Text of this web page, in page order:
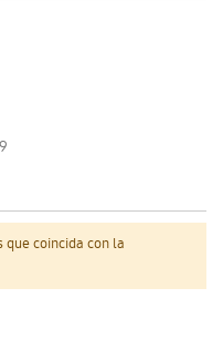
coincida con la